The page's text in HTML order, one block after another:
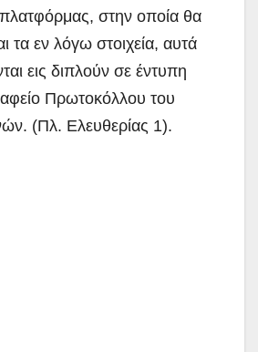
πλατφόρμας, στην οποία θα
τα εν λόγω στοιχεία, αυτά
εις διπλούν σε έντυπη
Πρωτοκόλλου του
(Πλ. Ελευθερίας 1).